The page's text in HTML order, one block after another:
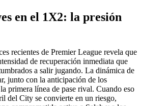
en el 1X2: la presión
recientes de Premier League revela que
de recuperación inmediata que
a salir jugando. La dinámica de
junto con la anticipación de los
primera línea de pase rival. Cuando eso
del City se convierte en un riesgo,